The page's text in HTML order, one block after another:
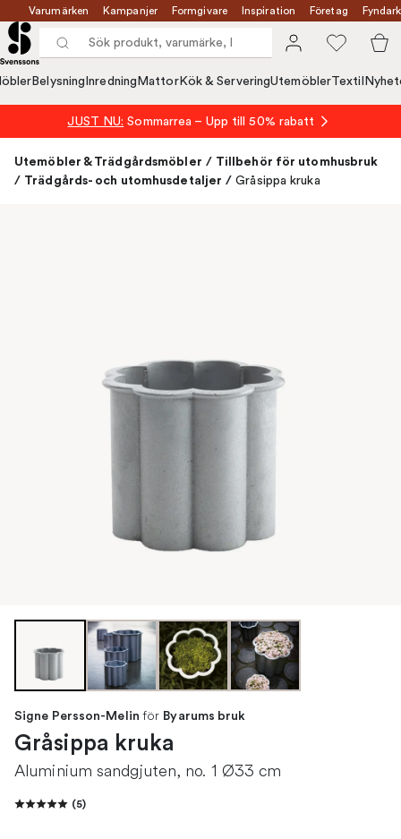
Varumärken Kampanjer Formgivare Inspiration Företag
Belysning Inredning MattorKök & ServeringUtemöblerTextil
JUST NU: Sommarrea – Upp till 50% rabatt
Utemöbler & Trädgårdsmöbler / Tillbehör för utomhusbruk
/ Trädgårds- och utomhusdetaljer / Gråsippa kruka
Signe Persson-Melin för Byarums bruk
Gråsippa kruka
Aluminium sandgjuten, no. 1 Ø33 cm
(5)